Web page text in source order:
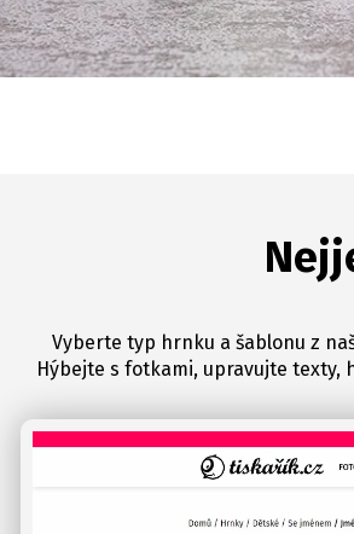
Vyberte typ hrnku a šablonu z
Hýbejte s fotkami, upravujte